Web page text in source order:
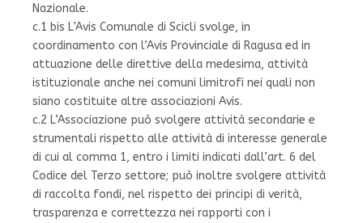
Nazionale.
c.1 bis L’Avis Comunale di Scicli svolge, in
coordinamento con l’Avis Provinciale di Ragusa ed in
attuazione delle direttive della medesima, attività
istituzionale anche nei comuni limitrofi nei quali non
siano costituite altre associazioni Avis.
c.2 L’Associazione può svolgere attività secondarie e
strumentali rispetto alle attività di interesse generale
di cui al comma 1, entro i limiti indicati dall’art. 6 del
Codice del Terzo settore; può inoltre svolgere attività
di raccolta fondi, nel rispetto dei principi di verità,
trasparenza e correttezza nei rapporti con i